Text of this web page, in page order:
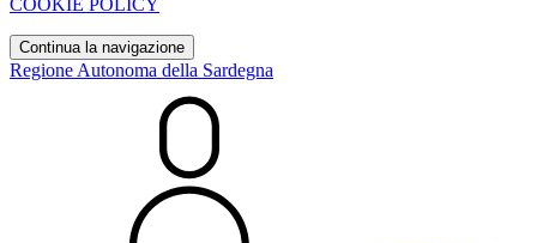
COOKIE POLICY
Continua la navigazione
Regione Autonoma della Sardegna